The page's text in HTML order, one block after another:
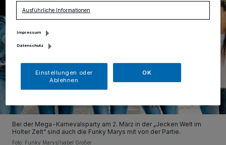
Bei der Mega-Karnevalsparty am 2. März in der „Jecken Welt im
Holter Zelt“ sind auch die Funky Marys mit von der Partie.
Foto: Funky Marys/Isabel Großer
Ausführliche Informationen
Impressum
Datenschutz
Einstellungen oder
Ablehnen
OK